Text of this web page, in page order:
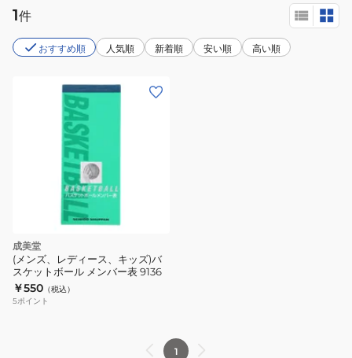
1件
おすすめ順 人気順 新着順 安い順 高い順
成美堂
(メンズ、レディース、キッズ)バ
スケットボール メンバー表 9136
￥550 （税込）
5ポイント
1